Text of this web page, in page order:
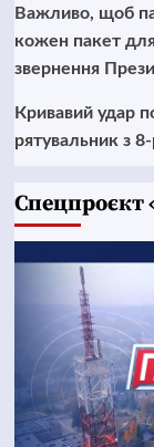
Важливо, щоб
кожен пакет
звернення
Кривавий удар
рятувальник з
Cпецпроєкт